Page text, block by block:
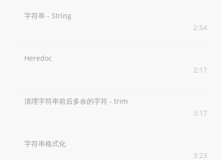
字符串 - String
2:54
Heredoc
2:17
清理字符串前后多余的字符 - trim
3:17
字符串格式化
3:23